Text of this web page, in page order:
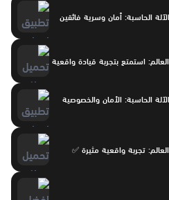
الحاسبة: أمان وسرية فائقين
استمتع بتجربة قيادة واقعية
الحاسبة: الأمان والخصوصية
تجربة واقعية مثيرة ✅